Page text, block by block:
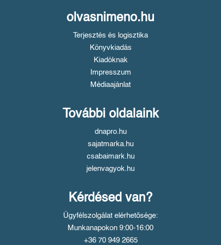
olvasnimeno.hu
Terjesztés és logisztika
Könyvkiadás
Kiadóknak
Impresszum
Médiaajánlat
További oldalaink
dnapro.hu
sajatmarka.hu
csabaimark.hu
jelenvagyok.hu
Kérdésed van?
Ügyfélszolgálat elérhetősége:
Munkanapokon 9:00-16:00
+36 70 949 2665